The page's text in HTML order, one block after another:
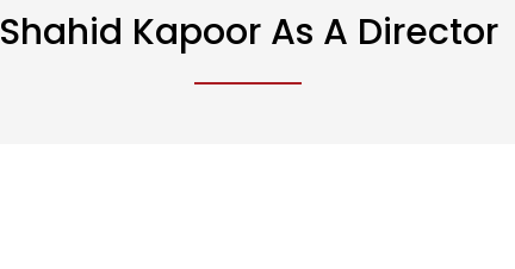
Shahid Kapoor As A Director